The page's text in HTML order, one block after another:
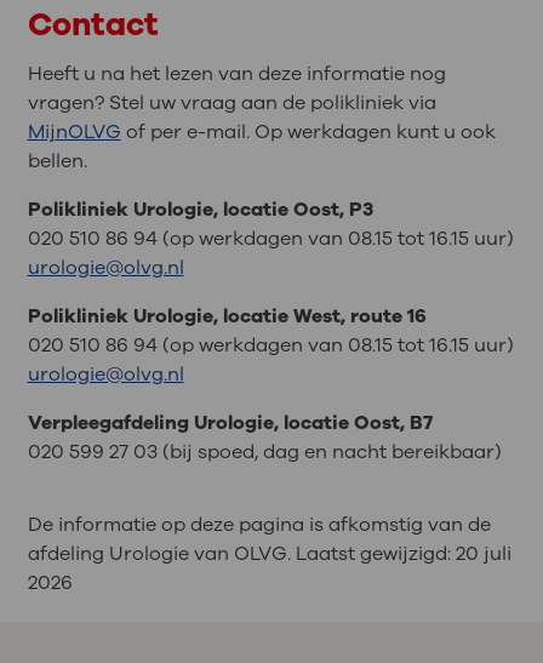
Contact
Heeft u na het lezen van deze informatie nog
vragen? Stel uw vraag aan de polikliniek via
MijnOLVG of per e-mail. Op werkdagen kunt u ook
bellen.
Polikliniek Urologie, locatie Oost, P3
020 510 86 94 (op werkdagen van 08.15 tot 16.15 uur)
urologie@olvg.nl
Polikliniek Urologie, locatie West, route 16
020 510 86 94 (op werkdagen van 08.15 tot 16.15 uur)
urologie@olvg.nl
Verpleegafdeling Urologie, locatie Oost, B7
020 599 27 03 (bij spoed, dag en nacht bereikbaar)
De informatie op deze pagina is afkomstig van de
afdeling Urologie van OLVG. Laatst gewijzigd:20 juli
2026